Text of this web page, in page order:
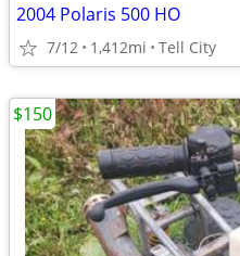
2004 Polaris 500 HO
7/12 1,412mi Tell City
$150